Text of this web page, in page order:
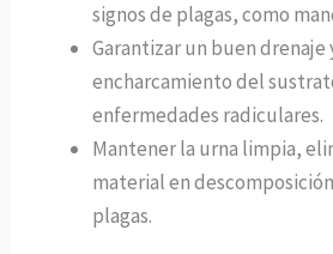
signos de plagas, como
Garantizar un buen drenaje
encharcamiento del
enfermedades radiculares.
Mantener la urna limpia,
material en
plagas.